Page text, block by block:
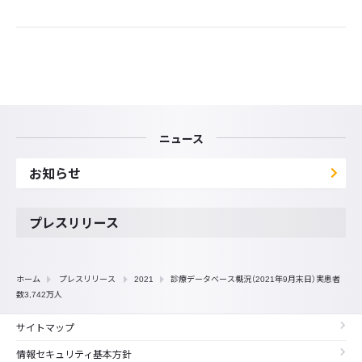
ニュース
お知らせ
プレスリリース
ホーム プレスリリース 2021
診療データベース概況（2021年9月末日）実患者
数3,742万人
サイトマップ
情報セキュリティ基本方針